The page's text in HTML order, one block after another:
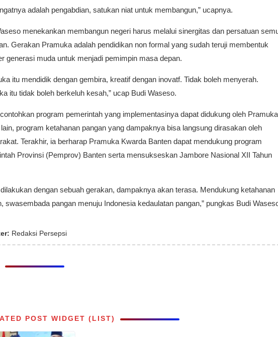
adalah pengabdian, satukan niat untuk membangun,” ucapnya.
menekankan membangun negeri harus melalui sinergitas dan persatuan
Gerakan Pramuka adalah pendidikan non formal yang sudah teruji membentuk
generasi muda untuk menjadi pemimpin masa depan.
itu mendidik dengan gembira, kreatif dengan inovatf. Tidak boleh menyerah.
itu tidak boleh berkeluh kesah,” ucap Budi Waseso.
program pemerintah yang implementasinya dapat didukung oleh
program ketahanan pangan yang dampaknya bisa langsung dirasakan oleh
Terakhir, ia berharap Pramuka Kwarda Banten dapat mendukung program
Provinsi (Pemprov) Banten serta mensukseskan Jambore Nasional XII Tahun
dilakukan dengan sebuah gerakan, dampaknya akan terasa. Mendukung ketahanan
swasembada pangan menuju Indonesia kedaulatan pangan,” pungkas Budi
Redaksi Persepsi
POST WIDGET (LIST)